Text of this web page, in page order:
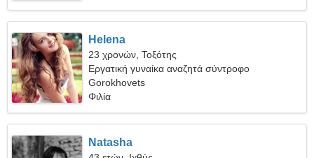
Helena
23 χρονών, Τοξότης
Εργατική γυναίκα αναζητά σύντροφο
Gorokhovets
Φιλία
Natasha